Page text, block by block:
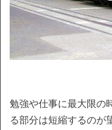
勉強や仕事に最大限の
る部分は短縮するのが